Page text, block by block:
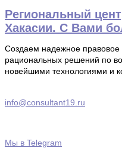
Перейти
к
содержимому
Региональный
Хакасии. С Вами
Создаем надежное правовое
рациональных решений по
новейшими технологиями и
info@consultant19.ru
Мы в Telegram